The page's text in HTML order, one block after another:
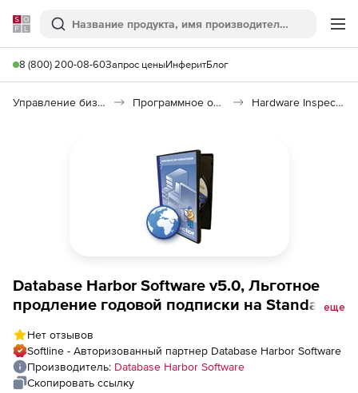
Softline
Поиск
8 (800) 200-08-60Запрос ценыИнферитБлог
Управление бизнесом, CRM/ERP Программное обеспечение для учета компьютеров Hardware Inspector Client/Server
Database Harbor Software v5.0, Льготное
продление годовой подписки на Standard
(просмотр до 50 рабочих мест)
еще
Нет отзывов
Softline - Авторизованный партнер Database Harbor Software
Производитель: Database Harbor Software
Скопировать ссылку